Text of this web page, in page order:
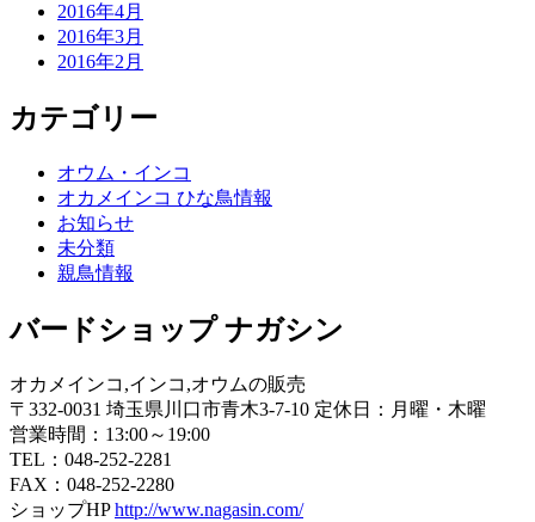
2016年4月
2016年3月
2016年2月
カテゴリー
オウム・インコ
オカメインコ ひな鳥情報
お知らせ
未分類
親鳥情報
バードショップ ナガシン
オカメインコ,インコ,オウムの販売
〒332-0031 埼玉県川口市青木3-7-10 定休日：月曜・木曜
営業時間：13:00～19:00
TEL：048-252-2281
FAX：048-252-2280
ショップHPhttp://www.nagasin.com/